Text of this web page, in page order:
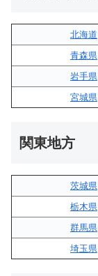
北海道
青森県
岩手県
宮城県
関東地方
茨城県
栃木県
群馬県
埼玉県